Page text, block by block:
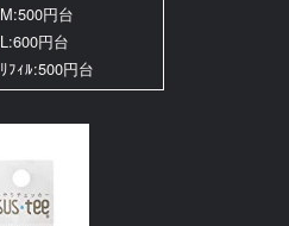
M:500円台
L:600円台
ﾘﾌｨﾙ:500円台